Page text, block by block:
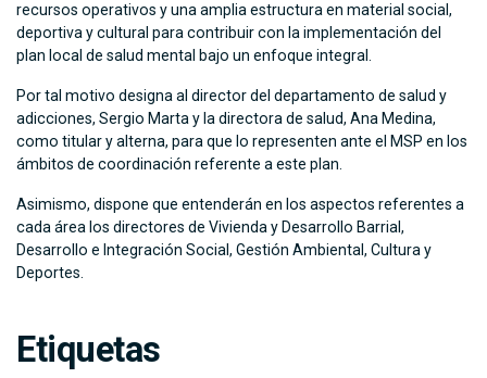
recursos operativos y una amplia estructura en material social,
deportiva y cultural para contribuir con la implementación del
plan local de salud mental bajo un enfoque integral.
Por tal motivo designa al director del departamento de salud y
adicciones, Sergio Marta y la directora de salud, Ana Medina,
como titular y alterna, para que lo representen ante el MSP en los
ámbitos de coordinación referente a este plan.
Asimismo, dispone que entenderán en los aspectos referentes a
cada área los directores de Vivienda y Desarrollo Barrial,
Desarrollo e Integración Social, Gestión Ambiental, Cultura y
Deportes.
Etiquetas